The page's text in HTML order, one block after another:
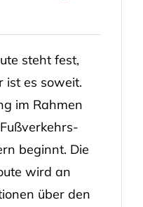
steht fest,
ist es soweit.
im Rahmen
beginnt. Die
wird an
über den